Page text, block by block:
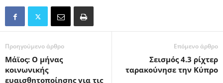
Προηγούμενο άρθρο
Μάϊος: O μήνας
κοινωνικής
ευαισθητοποίησης για τις
Επόμενο άρθρο
Σεισμός 4.3 ρίχτερ
ταρακούνησε την Κύπρο